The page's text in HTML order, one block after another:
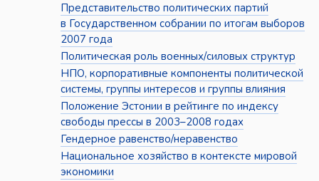
Представительство политических партий
в Государственном собрании по итогам выборов
2007 года
Политическая роль военных/силовых структур
НПО, корпоративные компоненты политической
системы, группы интересов и группы влияния
Положение Эстонии в рейтинге по индексу
свободы прессы в 2003–2008 годах
Гендерное равенство/неравенство
Национальное хозяйство в контексте мировой
экономики